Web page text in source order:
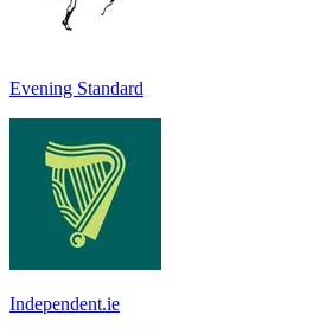
Evening Standard
Independent.ie